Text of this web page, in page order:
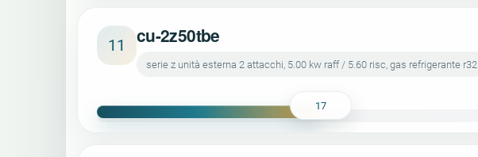
11 cu-2z50tbe
serie z unità esterna 2 attacchi, 5.00 kw raff / 5.60 risc, gas refrigerante r32
17